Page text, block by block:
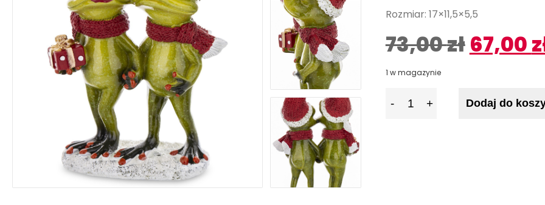
Rozmiar: 17×11,5×5,5
73,00zł67,00
1 w magazynie
Dodaj do